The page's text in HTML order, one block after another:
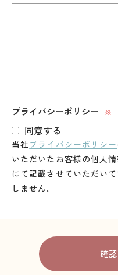
プライバシーポリシー ※
同意する
当社 プライバシーポリシー
いただいたお客様の個人
にて記載させていただい
しません。